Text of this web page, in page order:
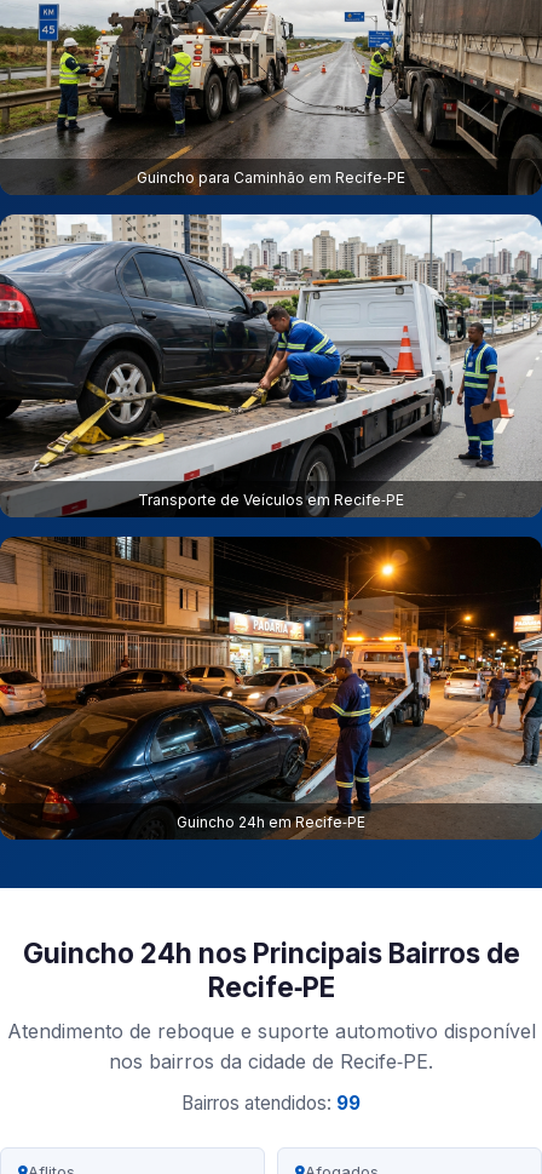
Guincho para Caminhão em Recife‑PE
Transporte de Veículos em Recife‑PE
Guincho 24h em Recife‑PE
Guincho 24h nos Principais Bairros de
Recife‑PE
Atendimento de reboque e suporte automotivo disponível
nos bairros da cidade de Recife‑PE.
Bairros atendidos: 99